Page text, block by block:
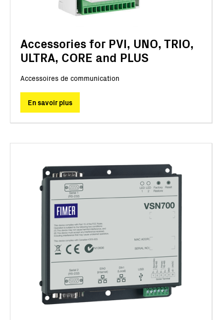
Accessories for PVI, UNO, TRIO,
ULTRA, CORE and PLUS
Accessoires de communication
En savoir plus